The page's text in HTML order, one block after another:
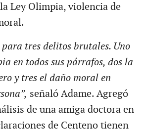
Ley Olimpia, violencia de
para tres delitos brutales. Uno
en todos sus párrafos, dos la
y tres el daño moral en
señaló Adame. Agregó
de una amiga doctora en
de Centeno tienen